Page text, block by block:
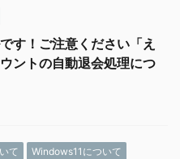
す！ご注意ください「え
ントの自動退会処理につ
て Windows11について